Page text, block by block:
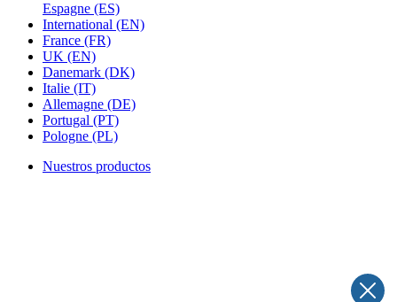
Espagne (ES)
International (EN)
France (FR)
UK (EN)
Danemark (DK)
Italie (IT)
Allemagne (DE)
Portugal (PT)
Pologne (PL)
Nuestros productos